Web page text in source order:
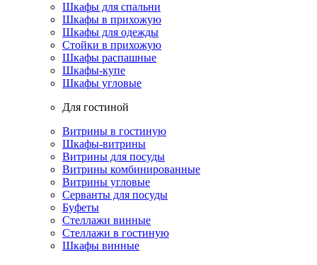
Шкафы для спальни
Шкафы в прихожую
Шкафы для одежды
Стойки в прихожую
Шкафы распашные
Шкафы-купе
Шкафы угловые
Для гостиной
Витрины в гостиную
Шкафы-витрины
Витрины для посуды
Витрины комбинированные
Витрины угловые
Серванты для посуды
Буфеты
Стеллажи винные
Стеллажи в гостиную
Шкафы винные